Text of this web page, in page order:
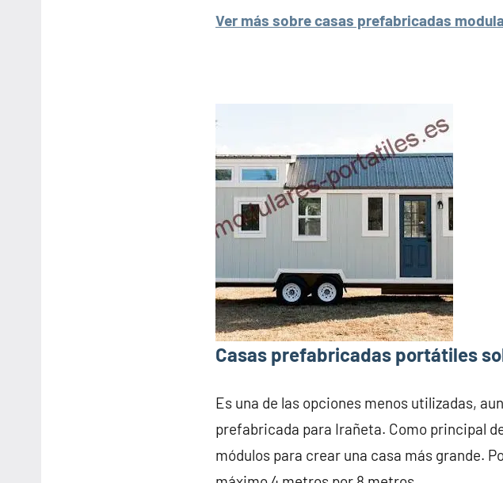
Ver más sobre casas prefabricadas
Casas prefabricadas portátiles
Es una de las opciones menos utilizadas,
prefabricada para Irañeta. Como principal
módulos para crear una casa más grande.